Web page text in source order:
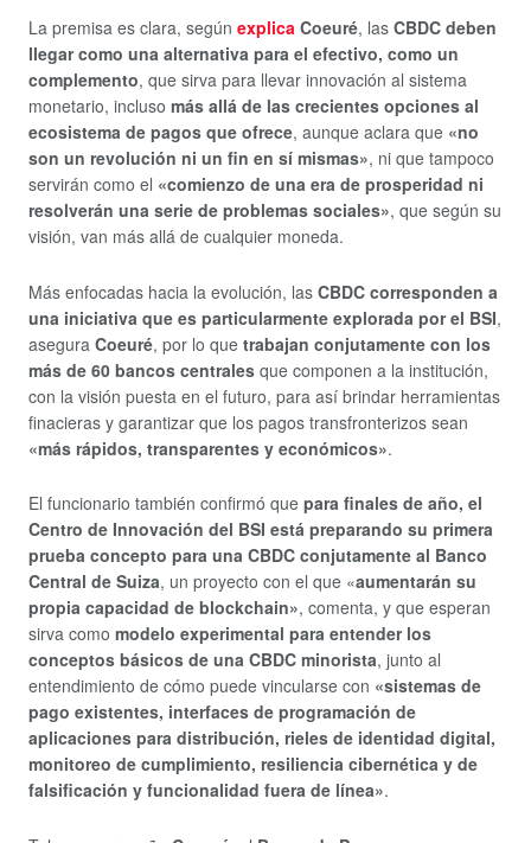
La premisa es clara, según explica Coeuré, las CBDC deben
llegar como una alternativa para el efectivo, como un
complemento, que sirva para llevar innovación al sistema
monetario, incluso más allá de las crecientes opciones al
ecosistema de pagos que ofrece, aunque aclara que «no
son un revolución ni un fin en sí mismas», ni que tampoco
servirán como el «comienzo de una era de prosperidad ni
resolverán una serie de problemas sociales», que según su
visión, van más allá de cualquier moneda.
Más enfocadas hacia la evolución, las CBDC corresponden a
una iniciativa que es particularmente explorada por el BSI,
asegura Coeuré, por lo que trabajan conjutamente con los
más de 60 bancos centrales que componen a la institución,
con la visión puesta en el futuro, para así brindar herramientas
finacieras y garantizar que los pagos transfronterizos sean
«más rápidos, transparentes y económicos».
El funcionario también confirmó que para finales de año, el
Centro de Innovación del BSI está preparando su primera
prueba concepto para una CBDC conjutamente al Banco
Central de Suiza, un proyecto con el que «aumentarán su
propia capacidad de blockchain», comenta, y que esperan
sirva como modelo experimental para entender los
conceptos básicos de una CBDC minorista, junto al
entendimiento de cómo puede vincularse con «sistemas de
pago existentes, interfaces de programación de
aplicaciones para distribución, rieles de identidad digital,
monitoreo de cumplimiento, resiliencia cibernética y de
falsificación y funcionalidad fuera de línea».